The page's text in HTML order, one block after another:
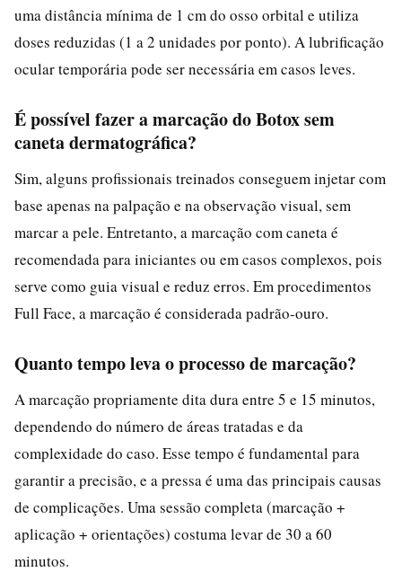
uma distância mínima de 1 cm do osso orbital e utiliza
doses reduzidas (1 a 2 unidades por ponto). A lubrificação
ocular temporária pode ser necessária em casos leves.
É possível fazer a marcação do Botox sem
caneta dermatográfica?
Sim, alguns profissionais treinados conseguem injetar com
base apenas na palpação e na observação visual, sem
marcar a pele. Entretanto, a marcação com caneta é
recomendada para iniciantes ou em casos complexos, pois
serve como guia visual e reduz erros. Em procedimentos
Full Face, a marcação é considerada padrão-ouro.
Quanto tempo leva o processo de marcação?
A marcação propriamente dita dura entre 5 e 15 minutos,
dependendo do número de áreas tratadas e da
complexidade do caso. Esse tempo é fundamental para
garantir a precisão, e a pressa é uma das principais causas
de complicações. Uma sessão completa (marcação +
aplicação + orientações) costuma levar de 30 a 60
minutos.